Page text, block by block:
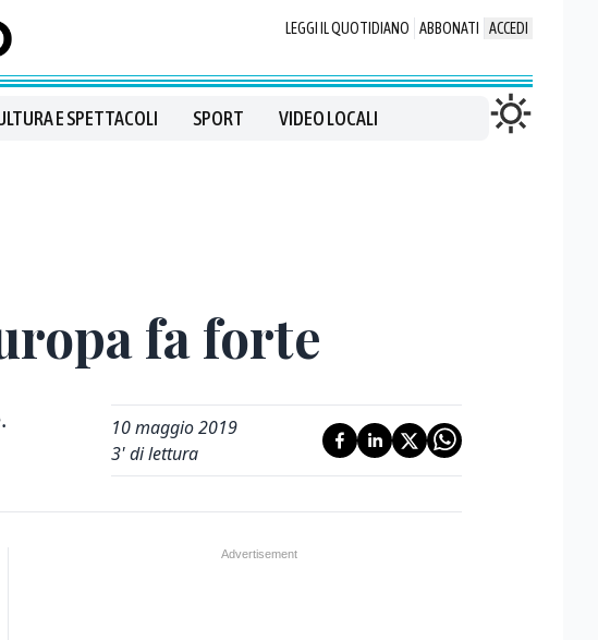
LEGGI IL QUOTIDIANO ABBONATI ACCEDI
E SPETTACOLI SPORT VIDEO LOCALI
fa forte
10 maggio 2019
3' di lettura